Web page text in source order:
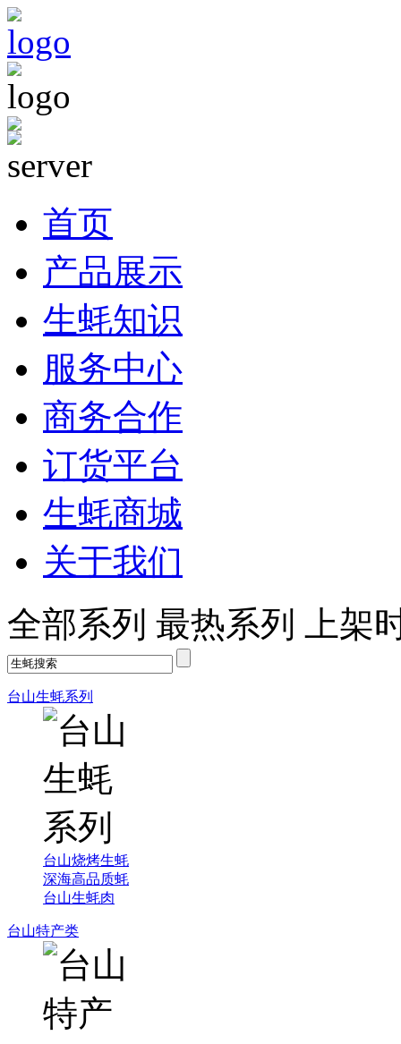
首页
产品展示
生蚝知识
服务中心
商务合作
订货平台
生蚝商城
关于我们
全部系列 最热系列 上架
台山生蚝系列
台山烧烤生蚝
深海高品质蚝
台山生蚝肉
台山特产类